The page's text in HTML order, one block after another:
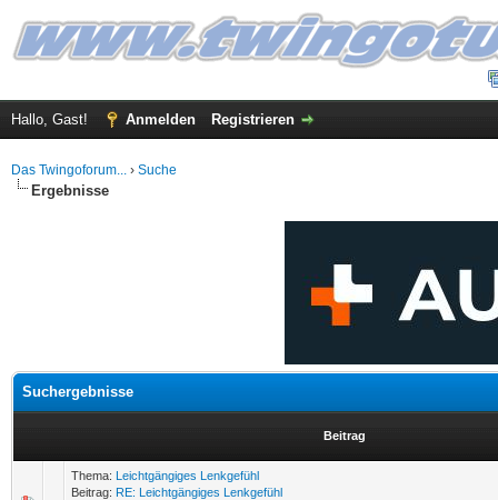
Hallo, Gast! Anmelden Registrieren
Das Twingoforum... › Suche
Ergebnisse
Suchergebnisse
Beitrag
Thema: Leichtgängiges Lenkgefühl
Beitrag: RE: Leichtgängiges Lenkgefühl